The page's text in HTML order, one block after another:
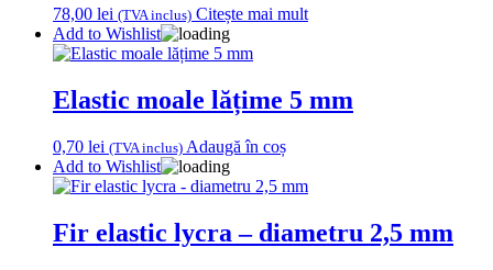
78,00 lei (TVA inclus) Citește mai mult
Add to Wishlist
Elastic moale lățime 5 mm
0,70 lei (TVA inclus) Adaugă în coș
Add to Wishlist
Fir elastic lycra – diametru 2,5 mm